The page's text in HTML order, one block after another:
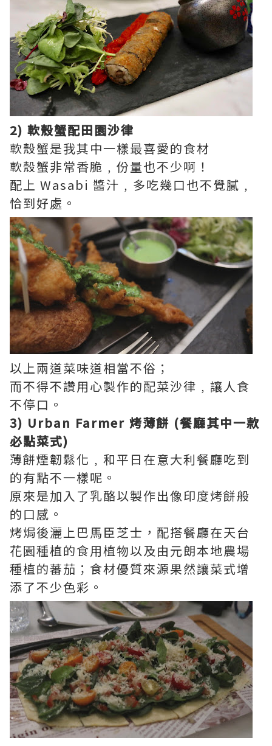
2) 軟殼蟹配田園沙律
軟殼蟹是我其中一樣最喜愛的食材
軟殼蟹非常香脆﹐份量也不少啊！
配上 Wasabi 醬汁﹐多吃幾口也不覺膩﹐
恰到好處。
以上兩道菜味道相當不俗；
而不得不讚用心製作的配菜沙律﹐讓人食
不停口。
3) Urban Farmer 烤薄餅 (餐廳其中一款
必點菜式)
薄餅煙韌鬆化﹐和平日在意大利餐廳吃到
的有點不一樣呢。
原來是加入了乳酪以製作出像印度烤餅般
的口感。
烤焗後灑上巴馬臣芝士，配搭餐廳在天台
花園種植的食用植物以及由元朗本地農場
種植的蕃茄；食材優質來源果然讓菜式增
添了不少色彩。